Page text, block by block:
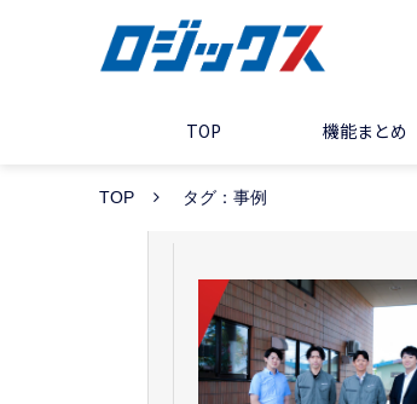
TOP 機能まとめ
TOP タグ：事例